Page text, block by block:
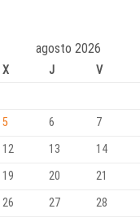
agosto 2026
X J V
5 6 7
12 13 14
19 20 21
26 27 28